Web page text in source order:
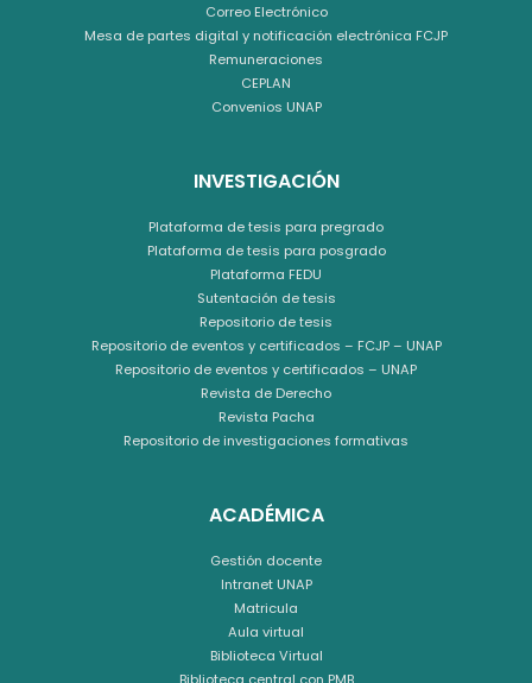
Correo Electrónico
Mesa de partes digital y notificación electrónica FCJP
Remuneraciones
CEPLAN
Convenios UNAP
INVESTIGACIÓN
Plataforma de tesis para pregrado
Plataforma de tesis para posgrado
Plataforma FEDU
Sutentación de tesis
Repositorio de tesis
Repositorio de eventos y certificados – FCJP – UNAP
Repositorio de eventos y certificados – UNAP
Revista de Derecho
Revista Pacha
Repositorio de investigaciones formativas
ACADÉMICA
Gestión docente
Intranet UNAP
Matricula
Aula virtual
Biblioteca Virtual
Biblioteca central con PMB